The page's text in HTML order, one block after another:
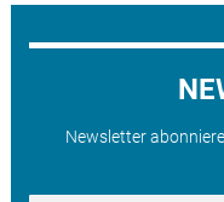
Newsletter